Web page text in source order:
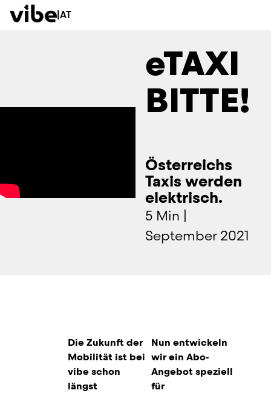
| AT
eTAXI
BITTE!
Österreichs
Taxis werden
elektrisch.
5 Min |
September 2021
Die Zukunft der
Mobilität ist bei
vibe schon
längst
Nun entwickeln
wir ein Abo-
Angebot speziell
für